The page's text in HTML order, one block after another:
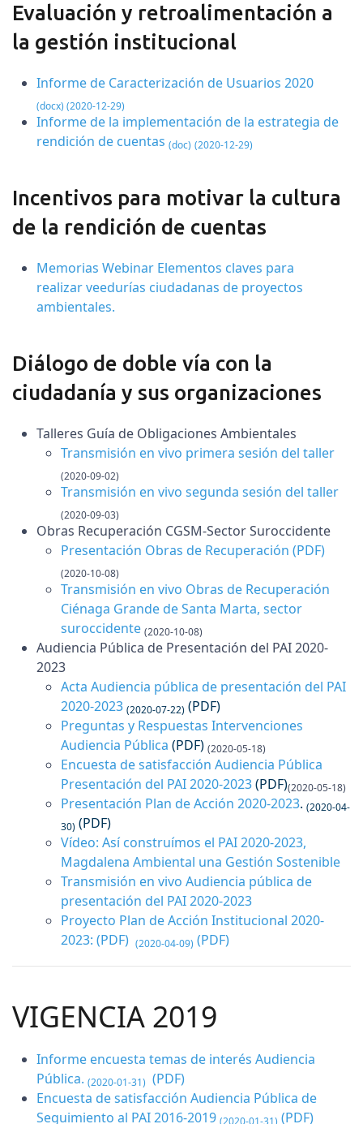
Evaluación y retroalimentación a
la gestión institucional
Informe de Caracterización de Usuarios 2020
(docx) (2020-12-29)
Informe de la implementación de la estrategia de
rendición de cuentas (doc) (2020-12-29)
Incentivos para motivar la cultura
de la rendición de cuentas
Memorias Webinar Elementos claves para
realizar veedurías ciudadanas de proyectos
ambientales.
Diálogo de doble vía con la
ciudadanía y sus organizaciones
Talleres Guía de Obligaciones Ambientales
Transmisión en vivo primera sesión del taller
(2020-09-02)
Transmisión en vivo segunda sesión del taller
(2020-09-03)
Obras Recuperación CGSM-Sector Suroccidente
Presentación Obras de Recuperación (PDF)
(2020-10-08)
Transmisión en vivo Obras de Recuperación
Ciénaga Grande de Santa Marta, sector
suroccidente (2020-10-08)
Audiencia Pública de Presentación del PAI 2020-
2023
Acta Audiencia pública de presentación del PAI
2020-2023 (2020-07-22) (PDF)
Preguntas y Respuestas Intervenciones
Audiencia Pública (PDF) (2020-05-18)
Encuesta de satisfacción Audiencia Pública
Presentación del PAI 2020-2023(PDF)(2020-05-18)
Presentación Plan de Acción 2020-2023. (2020-04-
30) (PDF)
Vídeo: Así construímos el PAI 2020-2023,
Magdalena Ambiental una Gestión Sostenible
Transmisión en vivo Audiencia pública de
presentación del PAI 2020-2023
Proyecto Plan de Acción Institucional 2020-
2023: (PDF) (2020-04-09) (PDF)
VIGENCIA 2019
Informe encuesta temas de interés Audiencia
Pública. (2020-01-31) (PDF)
Encuesta de satisfacción Audiencia Pública de
Seguimiento al PAI 2016-2019 (2020-01-31) (PDF)